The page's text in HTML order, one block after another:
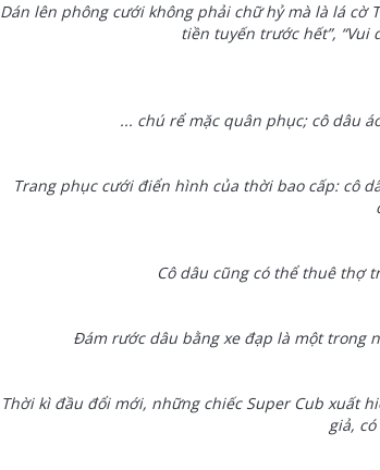
Dán lên phông cưới không phải chữ hỷ mà là lá cờ
tiền tuyến trước hết”, “Vui
... chú rể mặc quân phục; cô dâu
Trang phục cưới điển hình của thời bao cấp: cô
Cô dâu cũng có thể thuê thợ
Đám rước dâu bằng xe đạp là một trong
Thời kì đầu đổi mới, những chiếc Super Cub xuất
giả,